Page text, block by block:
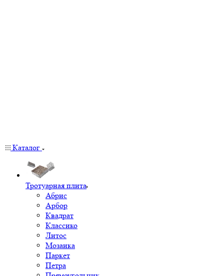
Каталог
Тротуарная плита
Абрис
Арбор
Квадрат
Классико
Литос
Мозаика
Паркет
Петра